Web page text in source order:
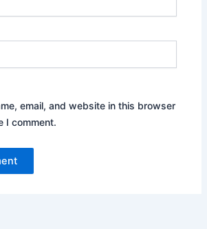
email, and website in this browser
I comment.